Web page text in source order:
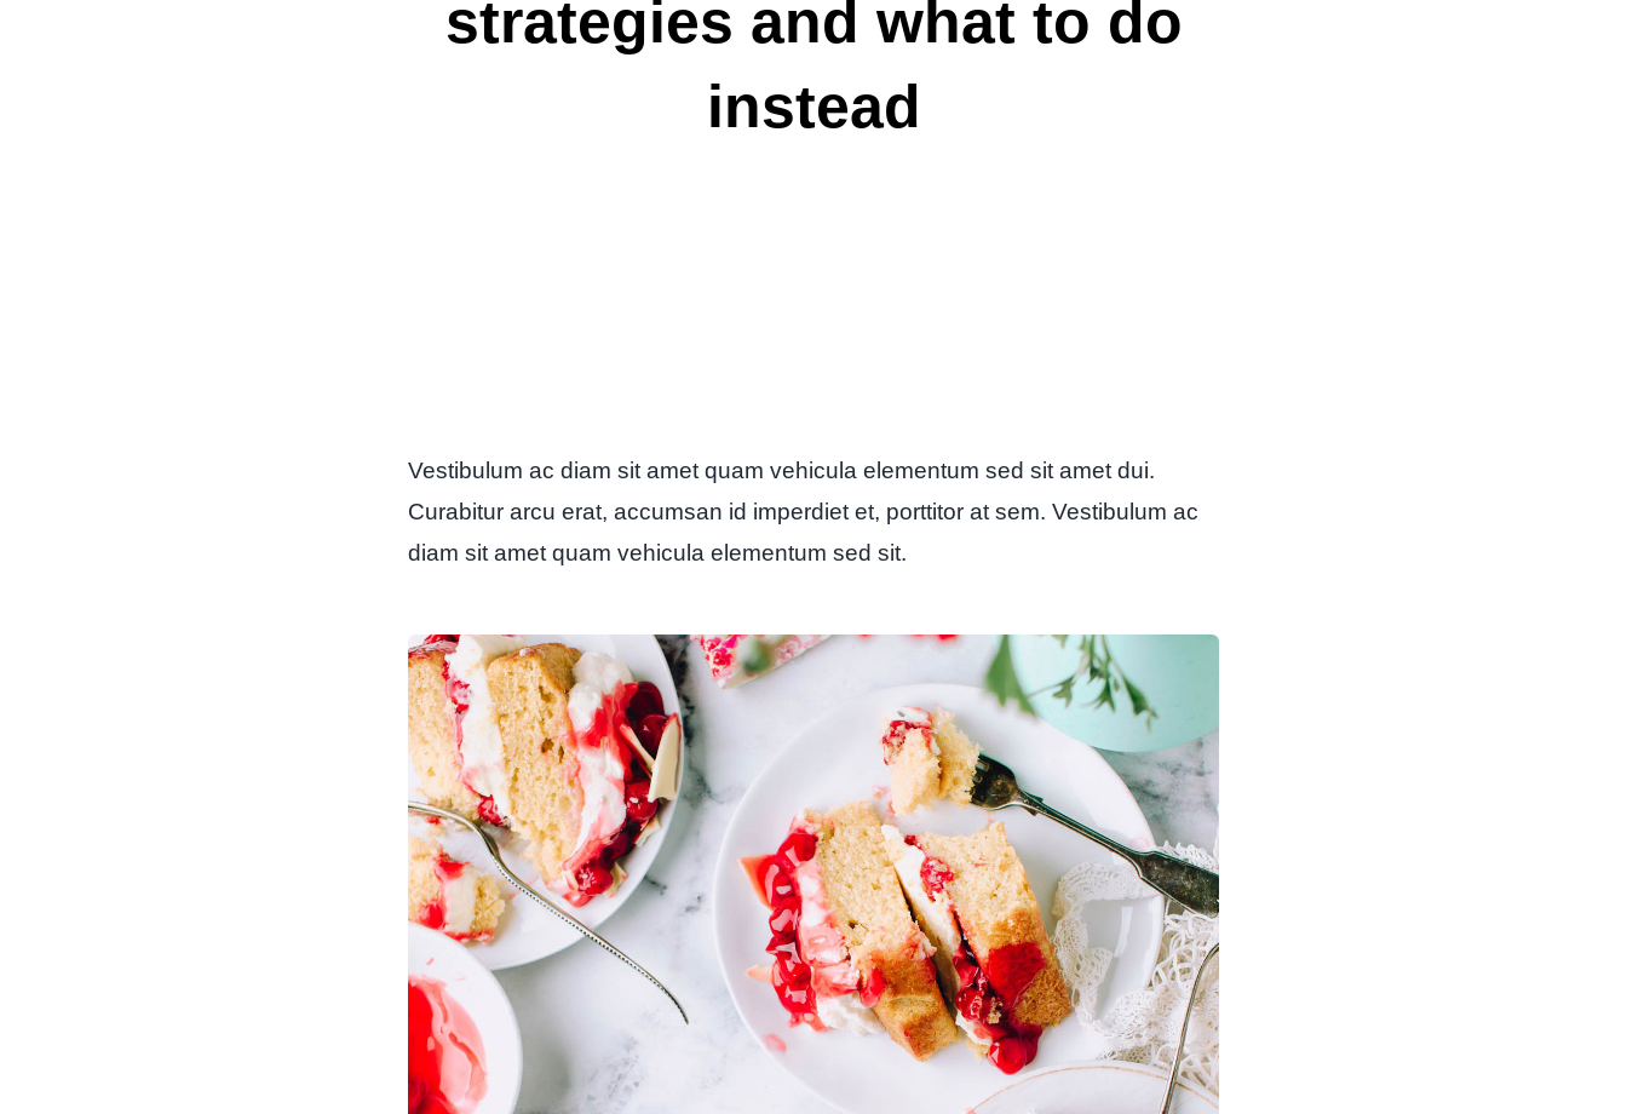
strategies and what to do
instead
Vestibulum ac diam sit amet quam vehicula elementum sed sit amet dui.
Curabitur arcu erat, accumsan id imperdiet et, porttitor at sem. Vestibulum ac
diam sit amet quam vehicula elementum sed sit.